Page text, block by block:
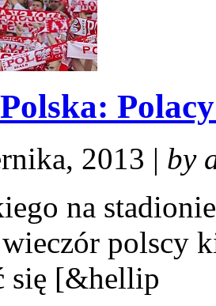
2013 | by
na
polscy
się [&hellip